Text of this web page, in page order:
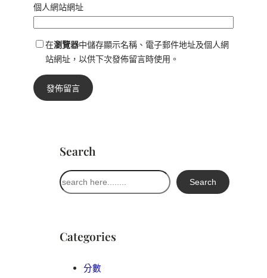
個人網站網址
在瀏覽器中儲存顯示名稱、電子郵件地址及個人網
站網址，以供下次發佈留言時使用。
Search
搜
尋
Search
Categories
分數